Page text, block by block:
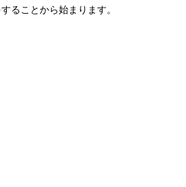
ることから始まります。